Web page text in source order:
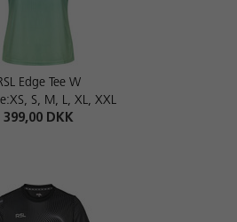
Edge Tee W
S, M, L, XL, XXL
399,00 DKK